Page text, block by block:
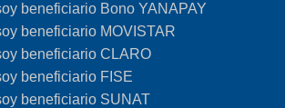
beneficiario Bono YANAPAY
beneficiario MOVISTAR
beneficiario CLARO
beneficiario FISE
beneficiario SUNAT